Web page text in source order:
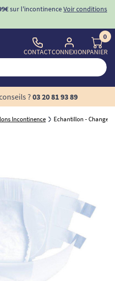
sur l'incontinenceVoir conditions
CONTACTCONNEXION
0
PANIER
? 03 20 81 93 89
Incontinence Echantillon - Changes